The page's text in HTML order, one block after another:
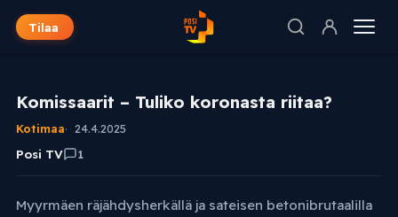
Tilaa
Komissaarit – Tuliko koronasta riitaa?
Kotimaa 24.4.2025
Posi TV 1
Myyrmäen räjähdysherkällä ja sateisen betonibrutaalilla